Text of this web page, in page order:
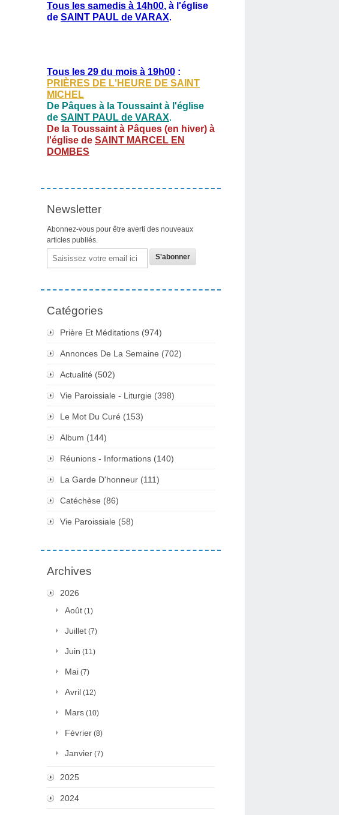
Tous les samedis à 14h00, à l'église
de SAINT PAUL de VARAX.
Tous les 29 du mois à 19h00 :
PRIÈRES DE L'HEURE DE SAINT
MICHEL
De Pâques à la Toussaint à l'église
de SAINT PAUL de VARAX.
De la Toussaint à Pâques (en hiver) à
l'église de SAINT MARCEL EN
DOMBES
Newsletter
Abonnez-vous pour être averti des nouveaux
articles publiés.
Email
Catégories
Prière Et Méditations (974)
Annonces De La Semaine (702)
Actualité (502)
Vie Paroissiale - Liturgie (398)
Le Mot Du Curé (153)
Album (144)
Réunions - Informations (140)
La Garde D'honneur (111)
Catéchèse (86)
Vie Paroissiale (58)
Archives
2026
Août (1)
Juillet (7)
Juin (11)
Mai (7)
Avril (12)
Mars (10)
Février (8)
Janvier (7)
2025
2024